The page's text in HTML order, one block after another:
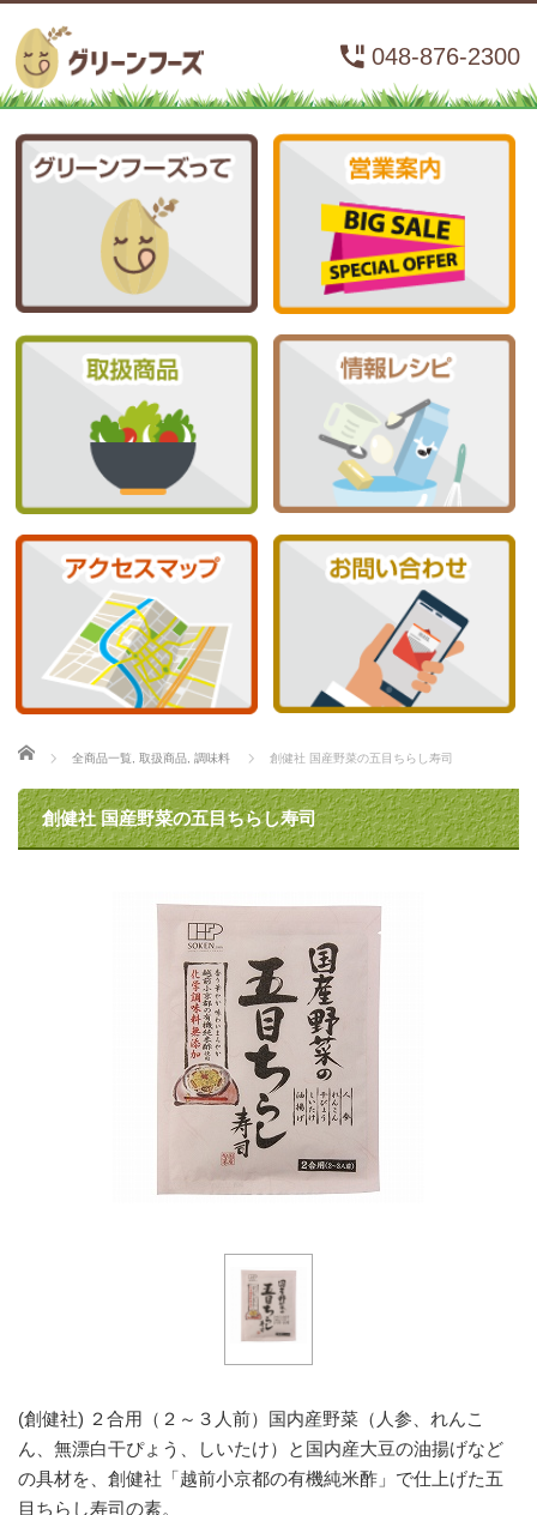
048-876-2300
ホーム
全商品一覧 取扱商品 調味料 創健社 国産野菜の五目ちらし寿司
創健社 国産野菜の五目ちらし寿司
(創健社) ２合用（２～３人前）国内産野菜（人参、れんこ
ん、無漂白干ぴょう、しいたけ）と国内産大豆の油揚げなど
の具材を、創健社「越前小京都の有機純米酢」で仕上げた五
目ちらし寿司の素。